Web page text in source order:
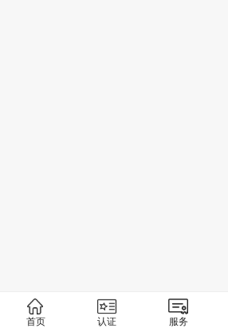
首页 认证 服务